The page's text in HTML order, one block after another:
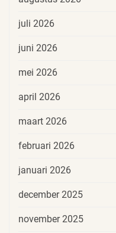
juli 2026
juni 2026
mei 2026
april 2026
maart 2026
februari 2026
januari 2026
december 2025
november 2025